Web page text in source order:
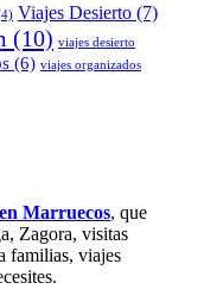
Viajes Desierto (7)
(10) viajes desierto
(6) viajes organizados
Marruecos, que
Zagora, visitas
familias, viajes